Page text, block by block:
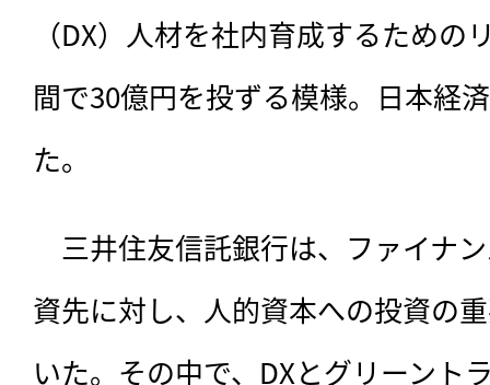
（DX）人材を社内育成するため
間で30億円を投ずる模様。日本経
た。
三井住友信託銀行は、 ファイナ
資先に対し、人的資本への投資の
いた。その中で、DXとグリーント